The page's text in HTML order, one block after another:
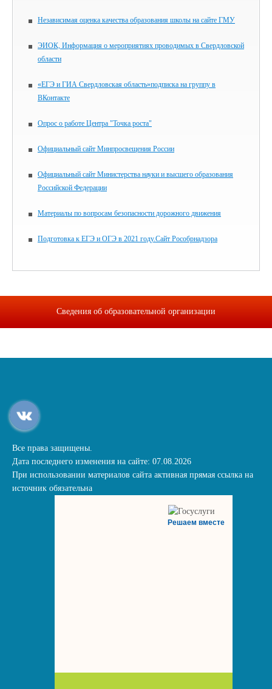
Независимая оценка качества образования школы на сайте ГМУ
ЭИОК, Информация о мероприятиях проводимых в Свердловской
области
«ЕГЭ и ГИА Свердловская область»подписка на группу в
ВКонтакте
Опрос о работе Центра "Точка роста"
Официальный сайт Минпросвещения России
Официальный сайт Министерства науки и высшего образования
Российской Федерации
Материалы по вопросам безопасности дорожного движения
Подготовка к ЕГЭ и ОГЭ в 2021 году.Сайт Рособрнадзора
Сведения об образовательной организации
Все права защищены.
Дата последнего изменения на сайте: 07.08.2026
При использовании материалов сайта активная прямая ссылка на
источник обязательна
Решаем вместе